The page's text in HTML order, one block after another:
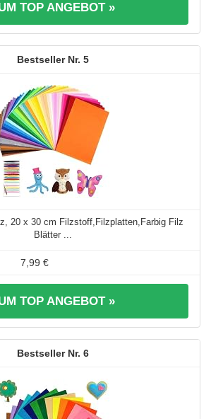
TOP ANGEBOT »
5
20 x 30 cm Filzstoff,Filzplatten,Farbig Filz
Blätter ...
7,99 €
TOP ANGEBOT »
6